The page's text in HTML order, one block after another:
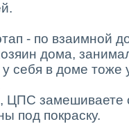
- по взаимной
дома,
себя в доме тоже
ЦПС замешиваете
под покраску.